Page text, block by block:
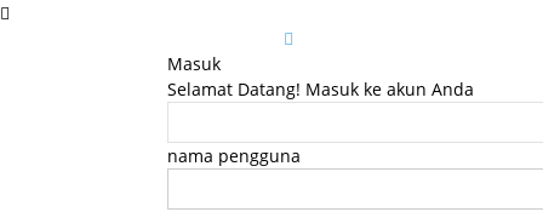
Masuk
Selamat Datang! Masuk ke akun Anda
nama pengguna